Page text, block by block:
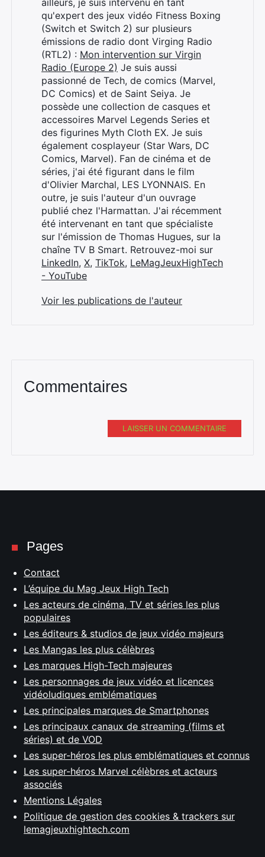
ailleurs, je suis intervenu en tant
qu'expert des jeux vidéo Fitness Boxing
(Switch et Switch 2) sur plusieurs
émissions de radio dont Virging Radio
(RTL2) : Mon intervention sur Virgin
Radio (Europe 2) Je suis aussi
passionné de Tech, de comics (Marvel,
DC Comics) et de Saint Seiya. Je
possède une collection de casques et
accessoires Marvel Legends Series et
des figurines Myth Cloth EX. Je suis
également cosplayeur (Star Wars, DC
Comics, Marvel). Fan de cinéma et de
séries, j'ai été figurant dans le film
d'Olivier Marchal, LES LYONNAIS. En
outre, je suis l'auteur d'un ouvrage
publié chez l'Harmattan. J'ai récemment
été intervenant en tant que spécialiste
sur l'émission de Thomas Hugues, sur la
chaîne TV B Smart. Retrouvez-moi sur
LinkedIn, X, TikTok, LeMagJeuxHighTech
- YouTube
Voir les publications de l'auteur
Commentaires
LAISSER UN COMMENTAIRE
Pages
Contact
L’équipe du Mag Jeux High Tech
Les acteurs de cinéma, TV et séries les plus
populaires
Les éditeurs & studios de jeux vidéo majeurs
Les Mangas les plus célèbres
Les marques High-Tech majeures
Les personnages de jeux vidéo et licences
vidéoludiques emblématiques
Les principales marques de Smartphones
Les principaux canaux de streaming (films et
séries) et de VOD
Les super-héros les plus emblématiques et connus
Les super-héros Marvel célèbres et acteurs
associés
Mentions Légales
Politique de gestion des cookies & trackers sur
lemagjeuxhightech.com
Rechercher
: